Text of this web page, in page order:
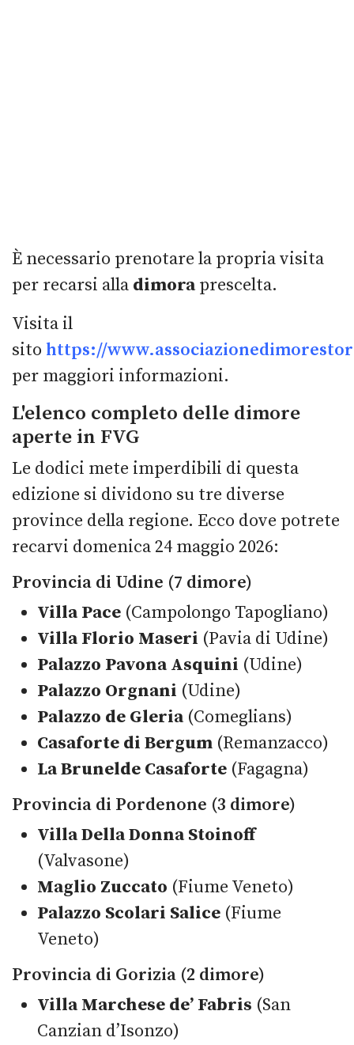
È necessario prenotare la propria visita
per recarsi alla dimoraprescelta.
Visita il
sito https://
per maggiori informazioni.
L'elenco completo delle dimore
aperte in FVG
Le dodici mete imperdibili di questa
edizione si dividono su tre diverse
province della regione. Ecco dove potrete
recarvi domenica 24 maggio 2026:
Provincia di Udine (7 dimore)
Villa Pace (Campolongo Tapogliano)
Villa Florio Maseri (Pavia di Udine)
Palazzo Pavona Asquini (Udine)
Palazzo Orgnani (Udine)
Palazzo de Gleria(Comeglians)
Casaforte di Bergum (Remanzacco)
La Brunelde Casaforte (Fagagna)
Provincia di Pordenone (3 dimore)
Villa Della Donna Stoinoff
(Valvasone)
Maglio Zuccato (Fiume Veneto)
Palazzo Scolari Salice (Fiume
Veneto)
Provincia di Gorizia (2 dimore)
Villa Marchese de’ Fabris (San
Canzian d’Isonzo)